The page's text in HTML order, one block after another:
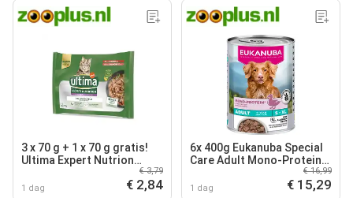
3 x 70 g + 1 x 70 g gratis!
Ultima Expert Nutrion
Haarbal Rund & Zalm
1 dag
€ 3,79
€ 2,84
6x 400g Eukanuba Special
Care Adult Mono-Protein
mit Ente Hundefutter nass
1 dag
€ 16,99
€ 15,29